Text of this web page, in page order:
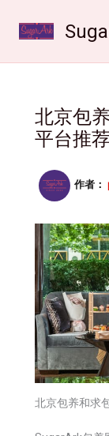
容
北京包
平台推荐
作者：
北京包养和求